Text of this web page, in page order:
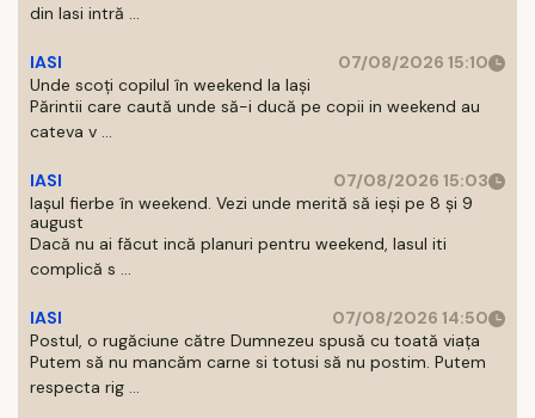
din Iasi intră ...
IASI
07/08/2026 15:10
Unde scoți copilul în weekend la Iași
Părintii care caută unde să-i ducă pe copii in weekend au
cateva v ...
IASI
07/08/2026 15:03
Iașul fierbe în weekend. Vezi unde merită să ieși pe 8 și 9
august
Dacă nu ai făcut incă planuri pentru weekend, Iasul iti
complică s ...
IASI
07/08/2026 14:50
Postul, o rugăciune către Dumnezeu spusă cu toată viața
Putem să nu mancăm carne si totusi să nu postim. Putem
respecta rig ...